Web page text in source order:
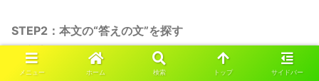
STEP2：本文の“答えの文”を探す
→ 断定か、可能性か、条件つきか。
メニュー ホーム 検索 トップ サイドバー